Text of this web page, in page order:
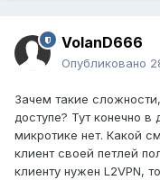
VolanD666
Опубликовано
Зачем такие
доступе? Тут конечно в
микротике нет. Какой
клиент своей петлей
клиенту нужен L2VPN,